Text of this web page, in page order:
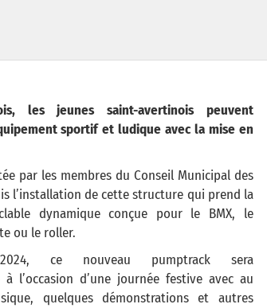
les jeunes saint-avertinois peuvent
sportif et ludique avec la mise en
par les membres du Conseil Municipal des
l’installation de cette structure qui prend la
dynamique conçue pour le BMX, le
ou le roller.
ce nouveau pumptrack sera
l’occasion d’une journée festive avec au
quelques démonstrations et autres